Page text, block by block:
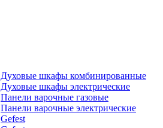
Духовые шкафы комбинированные
Духовые шкафы электрические
Панели варочные газовые
Панели варочные электрические
Gefest